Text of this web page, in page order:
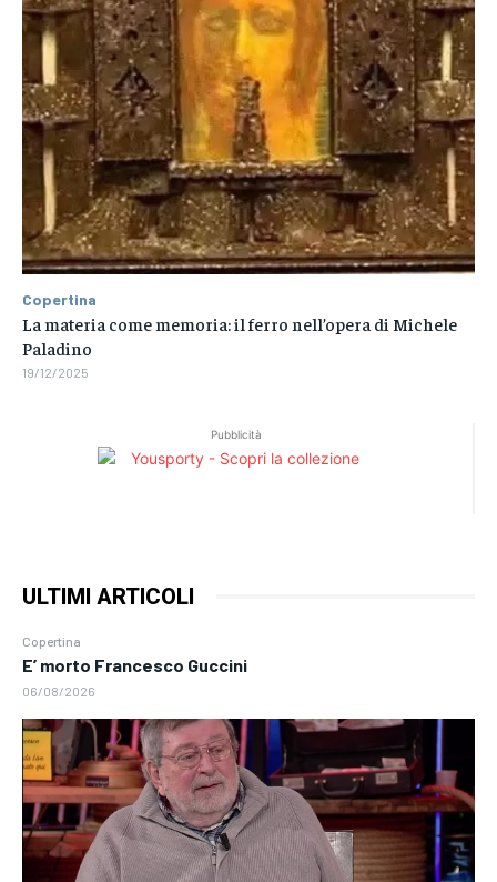
Pubblicità
ULTIMI ARTICOLI
Copertina
E’ morto Francesco Guccini
06/08/2026
Copertina
La materia come memoria: il ferro nell’opera di Michele
Paladino
19/12/2025